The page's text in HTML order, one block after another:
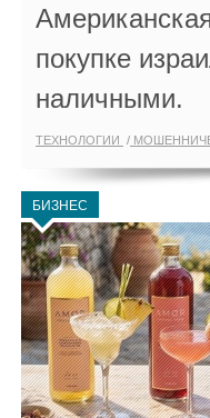
покупке
наличными.
ТЕХНОЛОГИИ
БИЗНЕС